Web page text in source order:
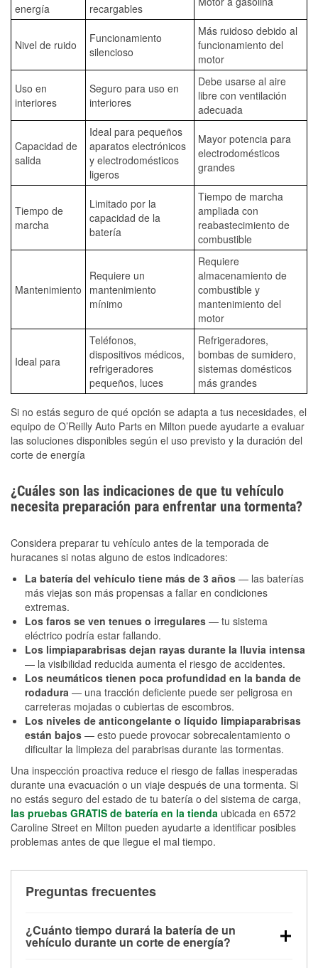
energía
recargables
Nivel de ruido
Funcionamiento
silencioso
Más ruidoso debido al
funcionamiento del
motor
Uso en
interiores
Seguro para uso en
interiores
Debe usarse al aire
libre con ventilación
adecuada
Capacidad de
salida
Ideal para pequeños
aparatos electrónicos
y electrodomésticos
ligeros
Mayor potencia para
electrodomésticos
grandes
Tiempo de
marcha
Limitado por la
capacidad de la
batería
Tiempo de marcha
ampliada con
reabastecimiento de
combustible
Mantenimiento
Requiere un
mantenimiento
mínimo
Requiere
almacenamiento de
combustible y
mantenimiento del
motor
Ideal para
Teléfonos,
dispositivos médicos,
refrigeradores
pequeños, luces
Refrigeradores,
bombas de sumidero,
sistemas domésticos
más grandes
Si no estás seguro de qué opción se adapta a tus necesidades, el
equipo de O’Reilly Auto Parts en Milton puede ayudarte a evaluar
las soluciones disponibles según el uso previsto y la duración del
corte de energía
¿Cuáles son las indicaciones de que tu vehículo
necesita preparación para enfrentar una tormenta?
Considera preparar tu vehículo antes de la temporada de
huracanes si notas alguno de estos indicadores:
La batería del vehículo tiene más de 3 años — las baterías
más viejas son más propensas a fallar en condiciones
extremas.
Los faros se ven tenues o irregulares — tu sistema
eléctrico podría estar fallando.
Los limpiaparabrisas dejan rayas durante la lluvia intensa
— la visibilidad reducida aumenta el riesgo de accidentes.
Los neumáticos tienen poca profundidad en la banda de
rodadura — una tracción deficiente puede ser peligrosa en
carreteras mojadas o cubiertas de escombros.
Los niveles de anticongelante o líquido limpiaparabrisas
están bajos — esto puede provocar sobrecalentamiento o
dificultar la limpieza del parabrisas durante las tormentas.
Una inspección proactiva reduce el riesgo de fallas inesperadas
durante una evacuación o un viaje después de una tormenta. Si
no estás seguro del estado de tu batería o del sistema de carga,
las pruebas GRATIS de batería en la tienda ubicada en 6572
Caroline Street en Milton pueden ayudarte a identificar posibles
problemas antes de que llegue el mal tiempo.
Preguntas frecuentes
¿Cuánto tiempo durará la batería de un
vehículo durante un corte de energía?